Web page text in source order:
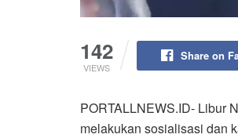
142
VIEWS
Share on
PORTALLNEWS.ID- Libur
melakukan sosialisasi dan